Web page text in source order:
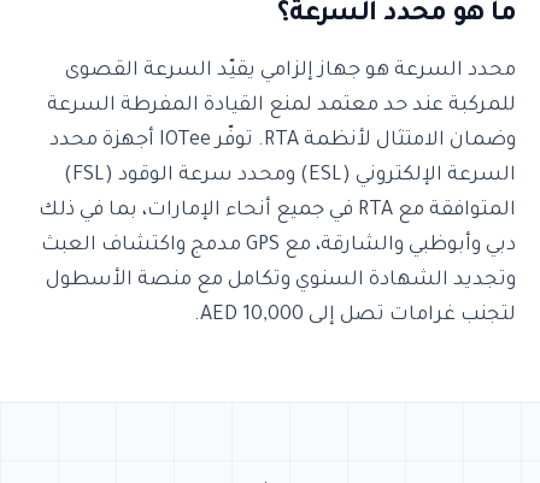
ما هو محدد السرعة؟
محدد السرعة هو جهاز إلزامي يقيّد السرعة القصوى
للمركبة عند حد معتمد لمنع القيادة المفرطة السرعة
وضمان الامتثال لأنظمة RTA. توفّر IOTee أجهزة محدد
السرعة الإلكتروني (ESL) ومحدد سرعة الوقود (FSL)
المتوافقة مع RTA في جميع أنحاء الإمارات، بما في ذلك
دبي وأبوظبي والشارقة، مع GPS مدمج واكتشاف العبث
وتجديد الشهادة السنوي وتكامل مع منصة الأسطول
لتجنب غرامات تصل إلى 10,000 AED.